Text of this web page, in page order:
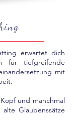
erwartet dich
für tiefgreifende
mit
und manchmal
Glaubenssätze